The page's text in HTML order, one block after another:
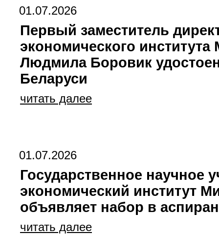
01.07.2026
Первый заместитель
экономического
Людмила Боровик
Беларуси
читать далее
01.07.2026
Государственное научное
экономический институт
объявляет набор в
читать далее